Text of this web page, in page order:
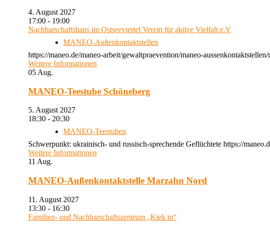
4. August 2027
17:00 - 19:00
Nachbarschaftshaus im Ostseeviertel Verein für aktive Vielfalt e.V
MANEO-Außenkontaktstellen
https://maneo.de/maneo-arbeit/gewaltpraevention/maneo-
Weitere Informationen
05 Aug.
MANEO-Teestube Schöneberg
5. August 2027
18:30 - 20:30
MANEO-Teestuben
Schwerpunkt: ukrainisch- und russisch-sprechende Geflüchtete https://
Weitere Informationen
11 Aug.
MANEO-Außenkontaktstelle Marzahn Nord
11. August 2027
13:30 - 16:30
Familien- und Nachbarschaftszentrum „Kiek in“